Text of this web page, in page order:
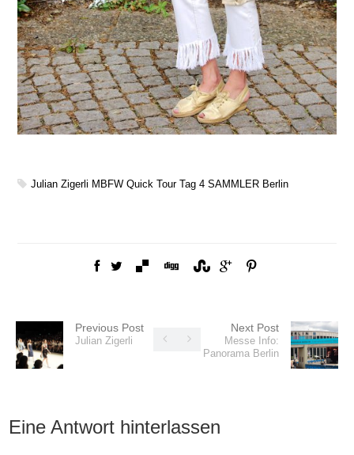
Julian Zigerli MBFW Quick Tour Tag 4 SAMMLER Berlin
Previous Post
Julian Zigerli
Next Post
Messe Info:
Panorama Berlin
Eine Antwort hinterlassen